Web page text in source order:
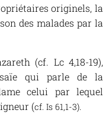
originels, la
des malades par la
(cf. Lc 4,18-19),
qui parle de la
celui par lequel
(cf. Is 61,1-3).